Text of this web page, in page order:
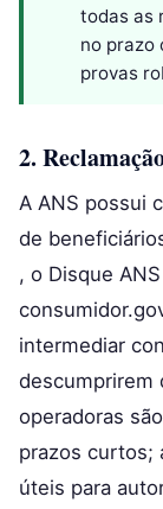
todas as
no prazo
provas
2.
A ANS possui
de
, o Disque
intermediar
descumprirem
operadoras
prazos curtos;
úteis para